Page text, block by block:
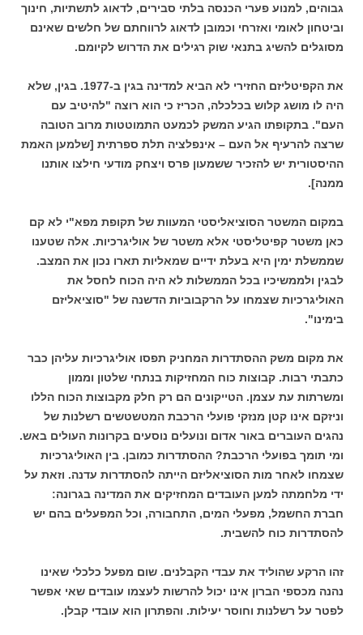
גבוהים, למנוע פערי הכנסה בלתי סבירים, לדאוג לתשתיות, חינוך
וביטחון לאומי ואזרחי וכמובן לדאוג לרווחתם של חלשים שאינם
מסוגלים להשיג בתנאי שוק רגילים את הדרוש לקיומם.
את הקפיטליזם החזירי לא הביא למדינה בגין ב-1977. בגין, שלא
היה לו מושג קלוש בכלכלה, הכריז כי הוא רוצה "להיטיב עם
העם". בתקופתו הגיע המשק לכמעט התמוטטות מרוב הטובה
שרצה להרעיף אל העם – אינפלציה תלת ספרתית [שלמען האמת
ההיסטורית יש להזכיר ששמעון פרס ויצחק מודעי חילצו אותנו
ממנה].
במקום המשטר הסוציאליסטי המעוות של תקופת מפא"י לא קם
כאן משטר קפיטליסטי אלא משטר של אוליגרכיות. אלה שטענו
שממשלת ימין היא בעלת ידיים שמאליות תארו נכון את המצב.
לבגין ולממשיכיו בכל הממשלות לא היה הכוח לחסל את
האוליגרכיות שצמחו על הרקבוביות הדשנה של "סוציאליזם
בימינו".
את מקום משק ההסתדרות המחניק תפסו אוליגרכיות עליהן כבר
כתבתי רבות. קבוצות כוח המחזיקות בנתחי שלטון וממון
ומשרתות עת עצמן. הטייקונים הם רק חלק מקבוצות הכוח הללו
וניזקם אינו קטן מנזקי פועלי הרכבת המטשטשים רשלנות של
נהגים העוברים באור אדום ונועלים נוסעים בקרונות העולים באש.
ומי תומך בפועלי הרכבת? ההסתדרות כמובן. בין האוליגרכיות
שצמחו לאחר מות הסוציאליזם הייתה להסתדרות עדנה. וזאת על
ידי מלחמתה למען העובדים המחזיקים את המדינה בגרונה:
חברת החשמל, מפעלי המים, התחבורה, וכל המפעלים בהם יש
להסתדרות כוח להשבית.
זהו הרקע שהוליד את עבדי הקבלנים. שום מפעל כלכלי שאינו
נהנה מכספי הברון אינו יכול להרשות לעצמו עובדים שאי אפשר
לפטר על רשלנות וחוסר יעילות. והפתרון הוא עובדי קבלן.